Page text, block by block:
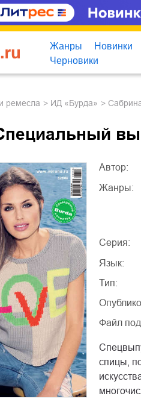
Жанры Новинки
Черновики
ремесла ИД «Бурда»
Автор:
Жанры:
Серия:
Язык:
Тип:
Файл
спицы,